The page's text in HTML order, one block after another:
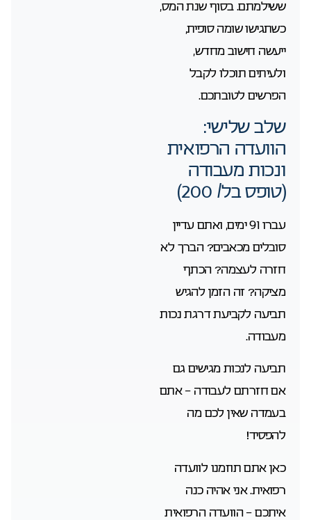
ששילמתם. בסוף שנת המס,
כשתגישו שומה סופית,
ייעשה חישוב מחדש,
ולעיתים תוכלו לקבל
הפרשים לטובתכם.
שלב שלישי:
הוועדה הרפואית
ונכות מעבודה
(טופס בל/ 200)
עברו 91 ימים, ואתם עדיין
סובלים מכאבים? הברך לא
חזרה לעצמה? הכתף
מציקה? זה הזמן להגיש
תביעה לקביעת דרגת נכות
מעבודה.
תביעה לנכות מגישים גם
אם חזרתם לעבודה – אתם
בעמדה שאין לכם מה
להפסיד!
כאן אתם תוזמנו לוועדה
רפואית. אני אהיה כנה
איתכם – הוועדה הרפואית